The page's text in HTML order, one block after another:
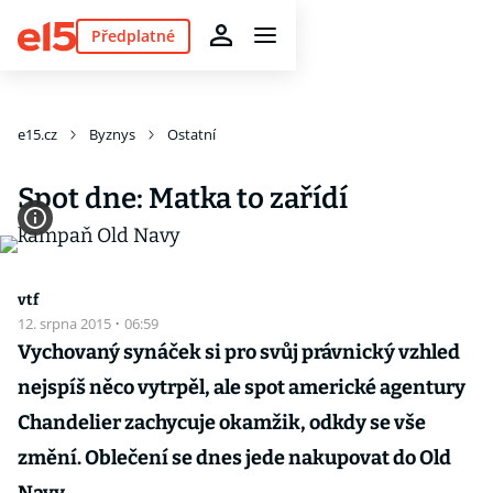
Předplatné
e15.cz Byznys Ostatní
Spot dne: Matka to zařídí
vtf
12. srpna 2015 · 06:59
Vychovaný synáček si pro svůj právnický vzhled
nejspíš něco vytrpěl, ale spot americké agentury
Chandelier zachycuje okamžik, odkdy se vše
změní. Oblečení se dnes jede nakupovat do Old